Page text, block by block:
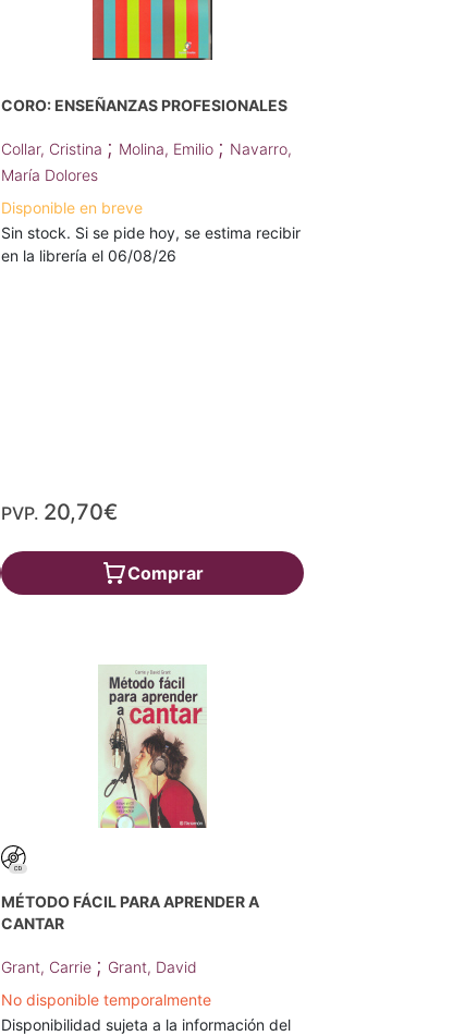
CORO: ENSEÑANZAS PROFESIONALES
Collar, Cristina ; Molina, Emilio ; Navarro,
María Dolores
Disponible en breve
Sin stock. Si se pide hoy, se estima recibir
en la librería el 06/08/26
PVP. 20,70€
Comprar
MÉTODO FÁCIL PARA APRENDER A
CANTAR
Grant, Carrie ; Grant, David
No disponible temporalmente
Disponibilidad sujeta a la información del